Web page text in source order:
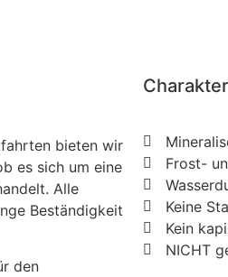
bieten wir
es sich um eine
Alle
Beständigkeit
den
Frost-
Keine
Kein
NICHT